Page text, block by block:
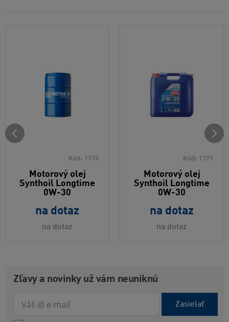
Kód: 1174
Motorový olej
Synthoil Longtime
0W-30
na dotaz
na dotaz
Kód: 1173
Motorový olej
Synthoil Longtime
0W-30
na dotaz
na dotaz
Zľavy a novinky už vám neuniknú
Zasielať